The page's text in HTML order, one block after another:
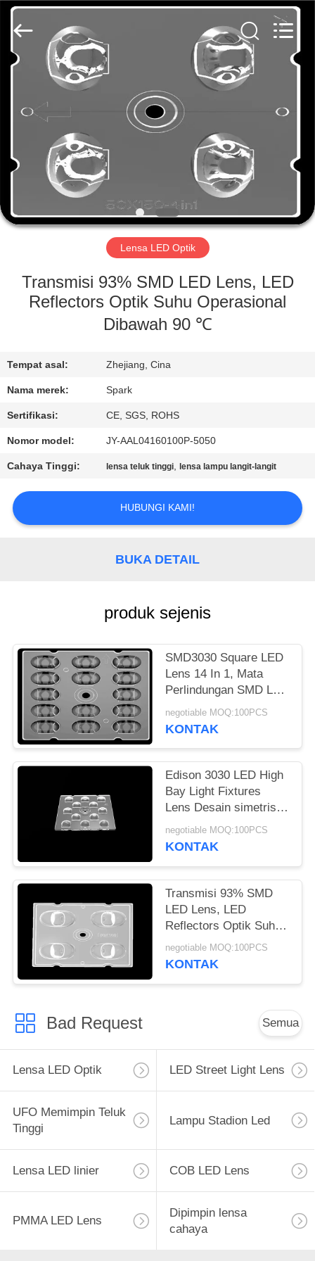
RUMAH
PRODUK
TENTANG
KAMI
TUR
KONTROL
HUBUNGI
KAMI
BERITA
KASUS-
KASUS
KEBIJAKAN
PRIBADI
Spark
Optics
Co.,
Rights
Reserved.
Lensa LED Optik
Transmisi 93% SMD LED Lens, LED
Reflectors Optik Suhu Operasional
Dibawah 90 ℃
Tempat asal: Zhejiang, Cina
Nama merek: Spark
Sertifikasi: CE, SGS, ROHS
Nomor model: JY-AAL04160100P-5050
Cahaya Tinggi: lensa teluk tinggi, lensa lampu langit-langit
HUBUNGI KAMI!
BUKA DETAIL
produk sejenis
SMD3030 Square LED
Lens 14 In 1, Mata
Perlindungan SMD LED
Lens Untuk LED Street
Lighting
negotiable MOQ:100PCS
KONTAK
Edison 3030 LED High
Bay Light Fixtures
Lens Desain simetris
untuk pencahayaan
luar ruangan
negotiable MOQ:100PCS
KONTAK
Transmisi 93% SMD
LED Lens, LED
Reflectors Optik Suhu
Operasional Dibawah
90 ℃
negotiable MOQ:100PCS
KONTAK
Bad Request Semua
Lensa LED Optik LED Street Light Lens
UFO Memimpin Teluk
Tinggi
Lampu Stadion Led
Lensa LED linier COB LED Lens
PMMA LED Lens
Dipimpin lensa
cahaya